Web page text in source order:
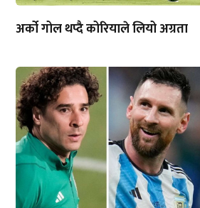
अर्को गोल थप्दै कोरियाले लियो अग्रता